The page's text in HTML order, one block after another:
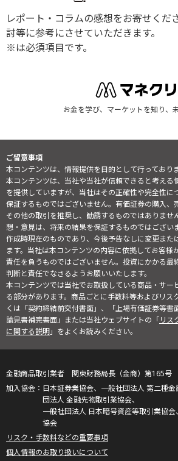
レポート・コラムの感想をお寄せくだ
討等に参考にさせていただきます。
※は必須項目です。
お金を学び、マーケットを知り、
ご留意事項
本コンテンツは、情報提供を目的として行っておりま
本コンテンツは、当社や当社が信頼できると考える
を提供していますが、当社はその正確性や完全性に
保証するものではございません。有価証券の購入、
その他の取引を推奨し、勧誘するものではありませ
想・意見は、将来の結果を保証するものではござい
作成時現在のものであり、今後予告なしに変更また
ます。当社は本コンテンツの内容に依拠してお客様
責任を負うものではございません。投資にかかる最
判断と責任でなさるようお願いいたします。
本コンテンツでは当社でお取扱している商品・サー
る部分があります。商品ごとに手数料等およびリス
くは「契約締結前交付書面」、「上場有価証券等書
論見書補完書面」または当社ウェブサイトの「リス
に関する説明」をよくお読みください。
金融商品取引業者 関東財務局長（金商）第165号
日本証券業協会、一般社団法人 第二種
団法人 金融先物取引業協会、
一般社団法人 日本暗号資産等取引業協
協会
リスク・手数料などの重要事項
個人情報のお取り扱いについて